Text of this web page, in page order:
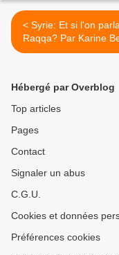
< Syrie: Et si l'on parlait de
Raqqa? Par Karine
Golovko
Hébergé par Overblog
Top articles
Pages
Contact
Signaler un abus
C.G.U.
Cookies et données
Préférences cookies